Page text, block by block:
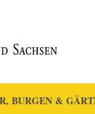
BURGEN &